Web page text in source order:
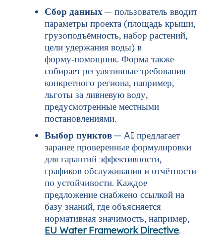
Сбор данных— пользователь вводит
параметры проекта (площадь крыши,
грузоподъёмность, набор растений,
цели удержания воды) в
форму‑помощник. Форма также
собирает регулятивные требования
конкретного региона, например,
льготы за ливневую воду,
предусмотренные местными
постановлениями.
Выбор пунктов— AI предлагает
заранее проверенные формулировки
для гарантий эффективности,
графиков обслуживания и отчётности
по устойчивости. Каждое
предложение снабжено ссылкой на
базу знаний, где объясняется
нормативная значимость, например,
EU Water Framework Directive.